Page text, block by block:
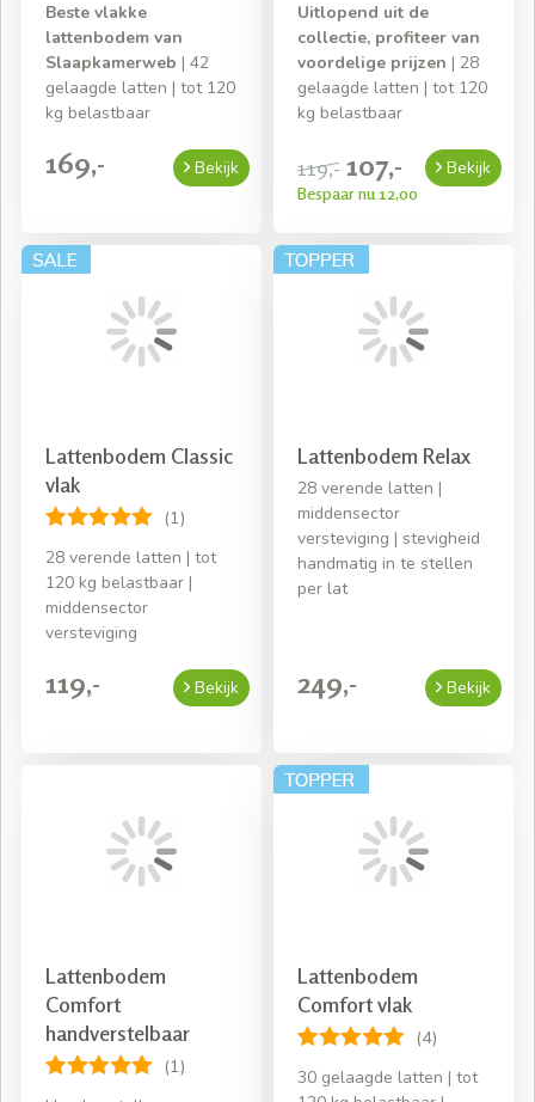
Beste vlakke
lattenbodem van
Slaapkamerweb | 42
gelaagde latten | tot 120
kg belastbaar
169,- Bekijk
Uitlopend uit de
collectie, profiteer van
voordelige prijzen | 28
gelaagde latten | tot 120
kg belastbaar
119,- 107,-
Bespaar nu 12,00
Bekijk
Lattenbodem Classic
vlak
(1)
28 verende latten | tot
120 kg belastbaar |
middensector
versteviging
119,- Bekijk
Lattenbodem Relax
28 verende latten |
middensector
versteviging | stevigheid
handmatig in te stellen
per lat
249,- Bekijk
Lattenbodem
Comfort
handverstelbaar
(1)
Lattenbodem
Comfort vlak
(4)
30 gelaagde latten | tot